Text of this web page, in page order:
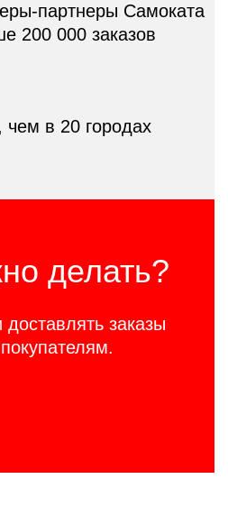
партнеры Самоката
200 000 заказов
чем в 20 городах
делать?
заказы